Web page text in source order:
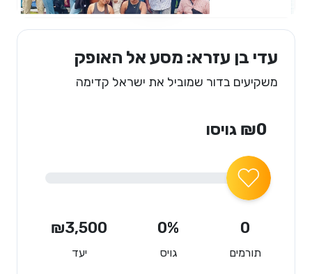
עדי בן עזרא: מסע אל האופק
משקיעים בדור שמוביל את ישראל קדימה
₪0 גויסו
0
תורמים
0%
גויס
₪3,500
יעד